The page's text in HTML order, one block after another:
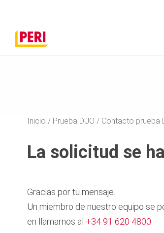
Inicio Prueba DUO Contacto prueba
La solicitud se
Gracias por tu mensaje.
Un miembro de nuestro equipo se
en llamarnos al +34 91 620 4800